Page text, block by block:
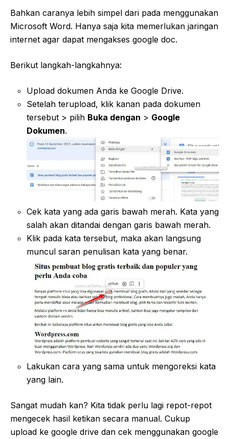
Bahkan caranya lebih simpel dari pada menggunakan
Microsoft Word. Hanya saja kita memerlukan jaringan
internet agar dapat mengakses google doc.
Berikut langkah-langkahnya:
Upload dokumen Anda ke Google Drive.
Setelah terupload, klik kanan pada dokumen
tersebut > pilih Buka dengan > Google
Dokumen.
Cek kata yang ada garis bawah merah. Kata yang
salah akan ditandai dengan garis bawah merah.
Klik pada kata tersebut, maka akan langsung
muncul saran penulisan kata yang benar.
Lakukan cara yang sama untuk mengoreksi kata
yang lain.
Sangat mudah kan? Kita tidak perlu lagi repot-repot
mengecek hasil ketikan secara manual. Cukup
upload ke google drive dan cek menggunakan google